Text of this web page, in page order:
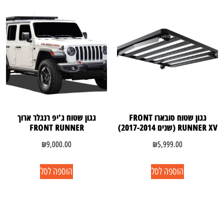
גגון שטוח סובארו FRONT
RUNNER XV (שנים 2017-2014)
₪5,999.00
הוספה לסל
גגון שטוח ג'יפ רנגלר ארוך
FRONT RUNNER
₪9,000.00
הוספה לסל